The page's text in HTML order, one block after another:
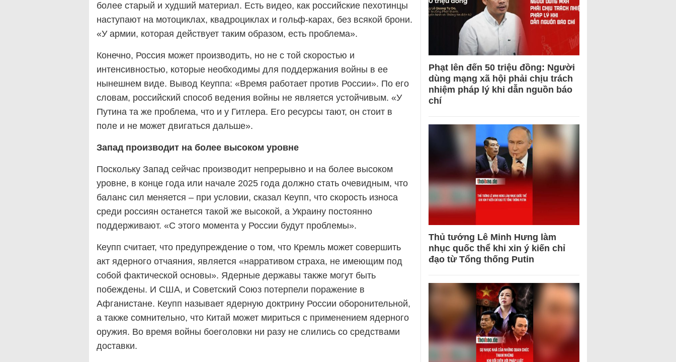
более старый и худший материал. Есть видео, как российские пехотинцы
наступают на мотоциклах, квадроциклах и гольф-карах, без всякой брони.
«У армии, которая действует таким образом, есть проблема».
Конечно, Россия может производить, но не с той скоростью и
интенсивностью, которые необходимы для поддержания войны в ее
нынешнем виде. Вывод Кеуппа: «Время работает против России». По его
словам, российский способ ведения войны не является устойчивым. «У
Путина та же проблема, что и у Гитлера. Его ресурсы тают, он стоит в
поле и не может двигаться дальше».
Запад производит на более высоком уровне
Поскольку Запад сейчас производит непрерывно и на более высоком
уровне, в конце года или начале 2025 года должно стать очевидным, что
баланс сил меняется – при условии, сказал Кеупп, что скорость износа
среди россиян останется такой же высокой, а Украину постоянно
поддерживают. «С этого момента у России будут проблемы».
Кеупп считает, что предупреждение о том, что Кремль может совершить
акт ядерного отчаяния, является «нарративом страха, не имеющим под
собой фактической основы». Ядерные державы также могут быть
побеждены. И США, и Советский Союз потерпели поражение в
Афганистане. Кеупп называет ядерную доктрину России оборонительной,
а также сомнительно, что Китай может мириться с применением ядерного
оружия. Во время войны боеголовки ни разу не слились со средствами
доставки.
Phạt lên đến 50 triệu đồng: Người
dùng mạng xã hội phải chịu trách
nhiệm pháp lý khi dẫn nguồn báo
chí
Thủ tướng Lê Minh Hưng làm
nhục quốc thể khi xin ý kiến chỉ
đạo từ Tổng thống Putin